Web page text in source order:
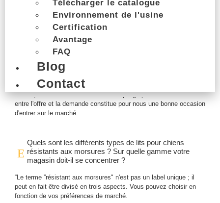
Télécharger le catalogue
Environnement de l'usine
Certification
Avantage
FAQ
Blog
Contact
Pour les propriétaires, le coût du remplacement constant des lits
pour chiens est souvent inférieur à celui de l'achat d'un lit durable
permet d'augmenter la valeur moyenne des commandes et de
fidéliser les clients.
Du point de vue de l'offre, il y a en fait très peu de fabricants sur le
marché qui se spécialisent réellement dans les propriétés de
“résistance aux morsures” et qui peuvent les combiner avec des
caractéristiques telles que la “dissipation de la chaleur au niveau
du sol”, l“”étanchéité extérieure“ et le ”pliage portable". Cet écart
entre l'offre et la demande constitue pour nous une bonne occasion
d'entrer sur le marché.
Quels sont les différents types de lits pour chiens
résistants aux morsures ? Sur quelle gamme votre
magasin doit-il se concentrer ?
“Le terme ”résistant aux morsures" n'est pas un label unique ; il
peut en fait être divisé en trois aspects. Vous pouvez choisir en
fonction de vos préférences de marché.